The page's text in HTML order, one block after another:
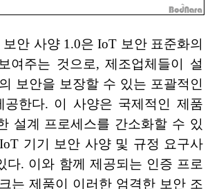
안 사양 1.0은 IoT 보안 표준화의
여주는 것으로, 제조업체들이 설
보안을 보장할 수 있는 포괄적인
공한다. 이 사양은 국제적인 제품
설계 프로세스를 간소화할 수 있
기기 보안 사양 및 규정 요구사
다. 이와 함께 제공되는 인증 프로
는 제품이 이러한 엄격한 보안 조